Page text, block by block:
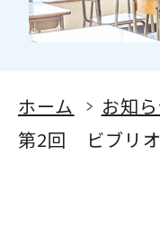
ホーム
お知
第2回 ビブリ